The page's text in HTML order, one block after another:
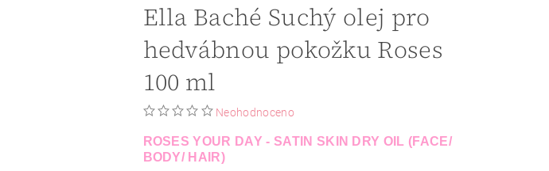
Ella Baché Suchý olej pro
hedvábnou pokožku Roses
100 ml
Neohodnoceno
ROSES YOUR DAY - SATIN SKIN DRY OIL (FACE/
BODY/ HAIR)